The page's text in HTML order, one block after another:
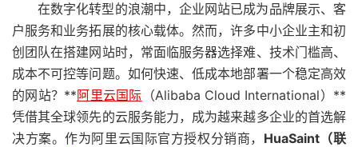
在数字化转型的浪潮中，企业网站已成为品牌展示、客
户服务和业务拓展的核心载体。然而，许多中小企业主和初
创团队在搭建网站时，常面临服务器选择难、技术门槛高、
成本不可控等问题。如何快速、低成本地部署一个稳定高效
的网站？**阿里云国际 （Alibaba Cloud International）**
凭借其全球领先的云服务能力，成为越来越多企业的首选解
决方案。作为阿里云国际官方授权分销商， HuaSaint（联